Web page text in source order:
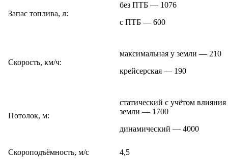
Запас топлива, л:
без ПТБ — 1076
с ПТБ — 600
Скорость, км/ч:
максимальная у земли — 210
крейсерская — 190
Потолок, м:
статический с учётом влияния
земли — 1700
динамический — 4000
Скороподъёмность, м/с
4,5